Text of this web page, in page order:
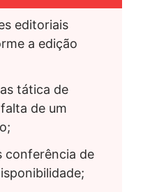
editoriais
a edição
tática de
de um
conferência de